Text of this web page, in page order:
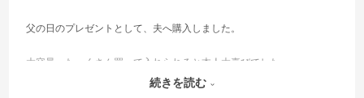
父の日のプレゼントとして、夫へ購入しました。
大容量。たっくさん買って入れられると本人大喜びでした。
続きを読む